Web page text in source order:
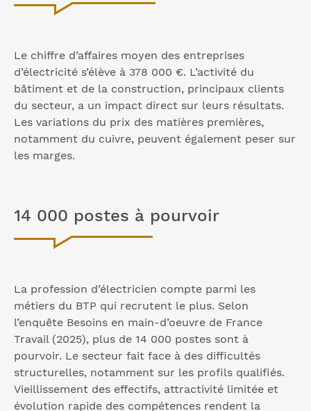
Le chiffre d’affaires moyen des entreprises
d’électricité s’élève à 378 000 €. L’activité du
bâtiment et de la construction, principaux clients
du secteur, a un impact direct sur leurs résultats.
Les variations du prix des matières premières,
notamment du cuivre, peuvent également peser sur
les marges.
14 000 postes à pourvoir
La profession d’électricien compte parmi les
métiers du BTP qui recrutent le plus. Selon
l’enquête Besoins en main-d’oeuvre de France
Travail (2025), plus de 14 000 postes sont à
pourvoir. Le secteur fait face à des difficultés
structurelles, notamment sur les profils qualifiés.
Vieillissement des effectifs, attractivité limitée et
évolution rapide des compétences rendent la